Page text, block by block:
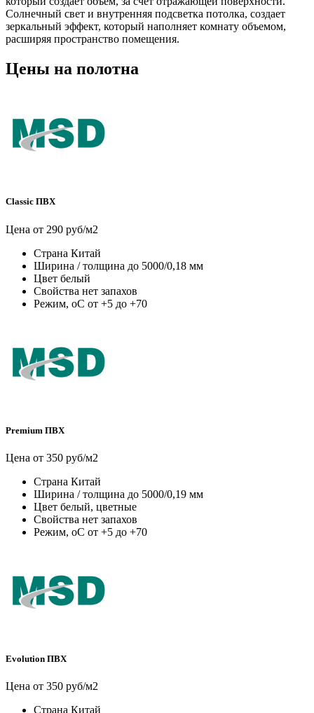
Солнечный свет и внутренняя подсветка потолка, создает
зеркальный эффект, который наполняет комнату объемом,
расширяя пространство помещения.
Цены на полотна
Classic ПВХ
Цена от 290 руб/м2
Страна Китай
Ширина / толщина до 5000/0,18 мм
Цвет белый
Свойства нет запахов
Режим, оС от +5 до +70
Premium ПВХ
Цена от 350 руб/м2
Страна Китай
Ширина / толщина до 5000/0,19 мм
Цвет белый, цветные
Свойства нет запахов
Режим, оС от +5 до +70
Evolution ПВХ
Цена от 350 руб/м2
Страна Китай